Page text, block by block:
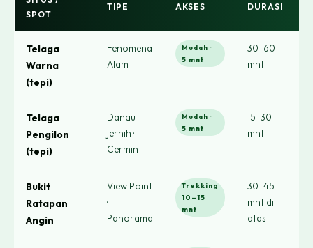
SPOT
TIPE AKSES DURASI
Telaga
Warna
(tepi)
Fenomena
Alam
Mudah ·
5 mnt
30–60
mnt
Telaga
Pengilon
(tepi)
Danau
jernih ·
Cermin
Mudah ·
5 mnt
15–30
mnt
Bukit
Ratapan
Angin
View Point
·
Panorama
Trekking
10–15
mnt
30–45
mnt di
atas